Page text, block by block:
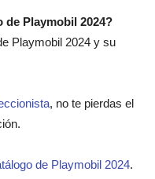
de Playmobil 2024?
Playmobil 2024 y su
, no te pierdas el
de Playmobil 2024.